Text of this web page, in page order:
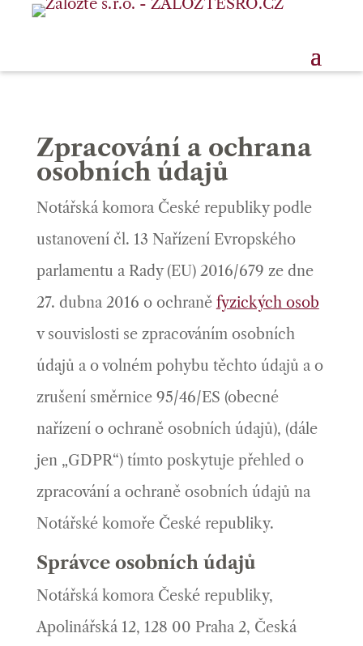
Zpracování a ochrana
osobních údajů
Notářská komora České republiky podle
ustanovení čl. 13 Nařízení Evropského
parlamentu a Rady (EU) 2016/679 ze dne
27. dubna 2016 o ochraně fyzických osob
v souvislosti se zpracováním osobních
údajů a o volném pohybu těchto údajů a o
zrušení směrnice 95/46/ES (obecné
nařízení o ochraně osobních údajů), (dále
jen „GDPR“) tímto poskytuje přehled o
zpracování a ochraně osobních údajů na
Notářské komoře České republiky.
Správce osobních údajů
Notářská komora České republiky,
Apolinářská 12, 128 00 Praha 2, Česká